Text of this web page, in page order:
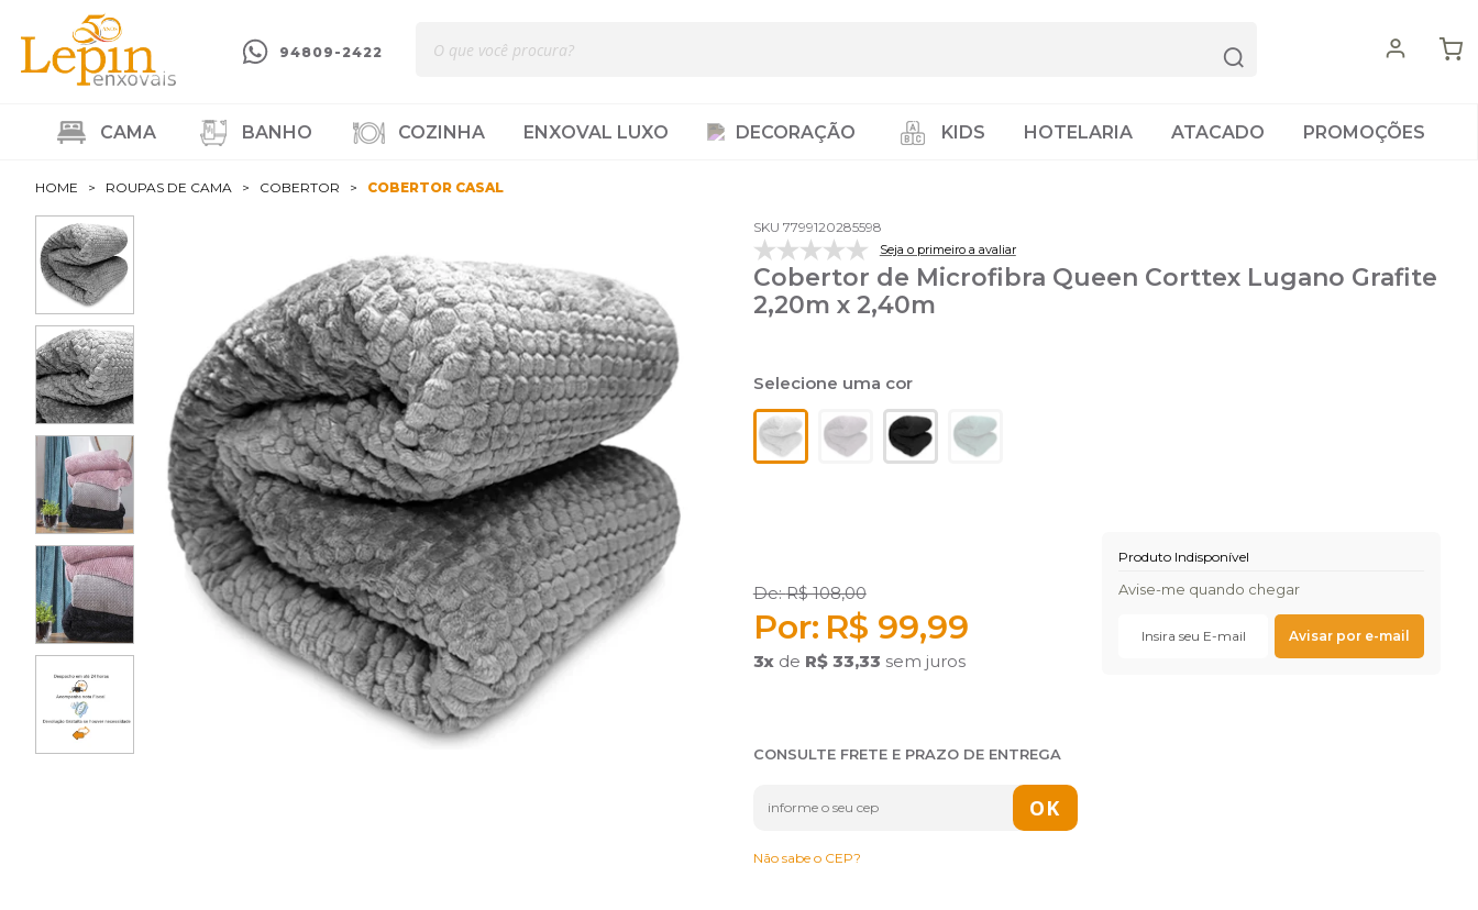
94809-2422
CAMA BANHO COZINHA ENXOVAL LUXO DECORAÇÃO KIDS HOTELARIA ATACADO PROMOÇÕES
HOME ROUPAS DE CAMA COBERTOR COBERTOR CASAL
SKU 7799120285598
Seja o primeiro a avaliar
Cobertor de Microfibra Queen Corttex Lugano Grafite
2,20m x 2,40m
R$ 108,00
R$ 99,99
3x de R$ 33,33 sem juros
Produto Indisponível
Avise-me quando chegar
CONSULTE FRETE E PRAZO DE ENTREGA
Não sabe o CEP?